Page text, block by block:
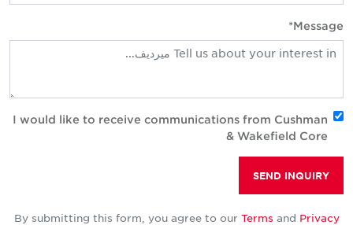
Message*
I would like to receive communications from Cushman
& Wakefield Core
SEND INQUIRY
By submitting this form, you agree to our Terms and Privacy